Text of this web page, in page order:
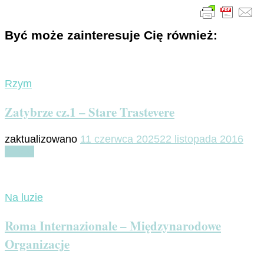
Być może zainteresuje Cię również:
Rzym
Zatybrze cz.1 – Stare Trastevere
zaktualizowano 11 czerwca 202522 listopada 2016
Na luzie
Roma Internazionale – Międzynarodowe
Organizacje